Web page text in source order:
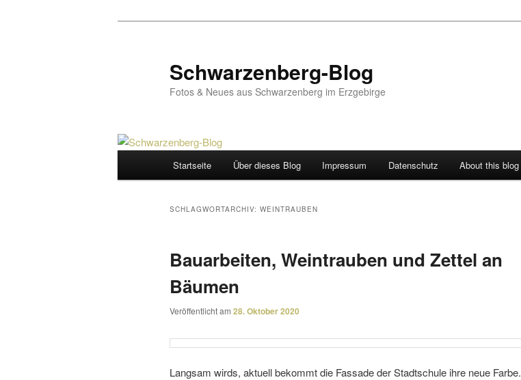
Schwarzenberg-Blog
Fotos & Neues aus Schwarzenberg im Erzgebirge
Startseite Über dieses Blog Impressum Datenschutz About this blog
SCHLAGWORTARCHIV: WEINTRAUBEN
Bauarbeiten, Weintrauben und Zettel an
Bäumen
Veröffentlicht am 28. Oktober 2020
Langsam wirds, aktuell bekommt die Fassade der Stadtschule ihre neue Farbe.